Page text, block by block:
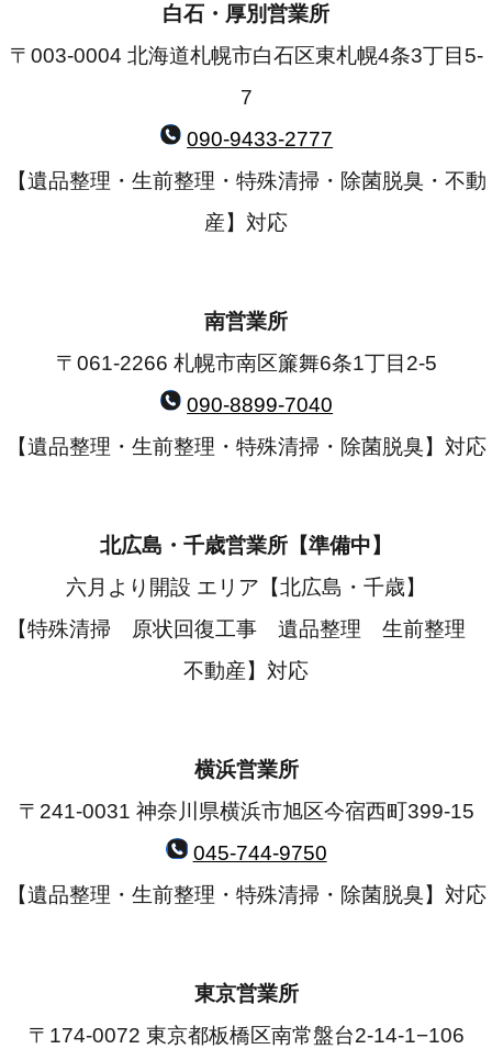
白石・厚別営業所
〒003-0004 北海道札幌市白石区東札幌4条3丁目5-
7
090-9433-2777
【遺品整理・生前整理・特殊清掃・除菌脱臭・不動
産】対応
南営業所
〒061-2266 札幌市南区簾舞6条1丁目2-5
090-8899-7040
【遺品整理・生前整理・特殊清掃・除菌脱臭】対応
北広島・千歳営業所【準備中】
六月より開設 エリア【北広島・千歳】
【特殊清掃 原状回復工事 遺品整理 生前整理
不動産】対応
横浜営業所
〒241-0031 神奈川県横浜市旭区今宿西町399-15
045-744-9750
【遺品整理・生前整理・特殊清掃・除菌脱臭】対応
東京営業所
〒174-0072 東京都板橋区南常盤台2-14-1−106